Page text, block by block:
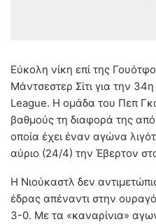
Εύκολη νίκη επί της
Μάντσεστερ Σίτι για την
League. Η ομάδα του Πεπ
βαθμούς τη διαφορά της
οποία έχει έναν αγώνα
αύριο (24/4) την Έβερτον
Η Νιούκαστλ δεν
έδρας απέναντι στην
3-0. Με τα «καναρίνια»